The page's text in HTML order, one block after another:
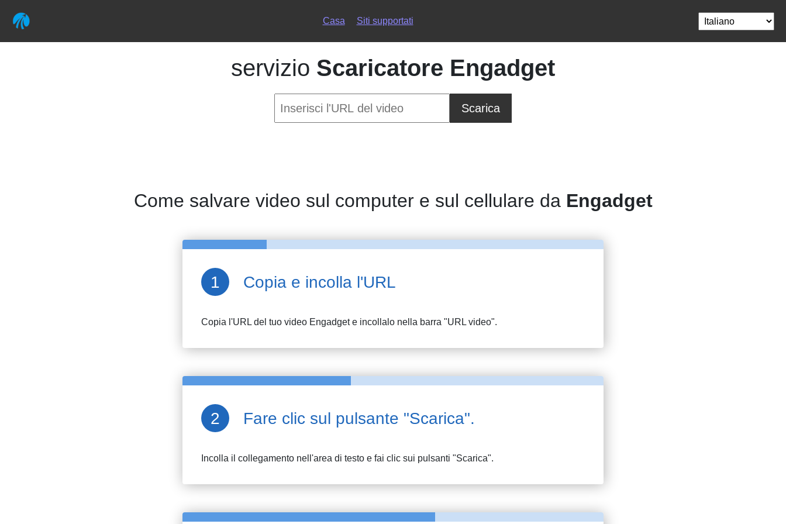
Casa Siti supportati
servizio Scaricatore Engadget
Scarica
Come salvare video sul computer e sul cellulare da Engadget
Copia e incolla l'URL
Copia l'URL del tuo video Engadgete incollalo nella barra "URL video".
Fare clic sul pulsante "Scarica".
Incolla il collegamento nell'area di testo e fai clic sui pulsanti "Scarica".